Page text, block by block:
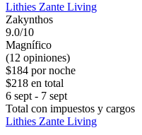
Lithies Zante Living
Zakynthos
9.0/10
Magnífico
(12 opiniones)
$184 por noche
$218 en total
6 sept - 7 sept
Total con impuestos y cargos
Lithies Zante Living